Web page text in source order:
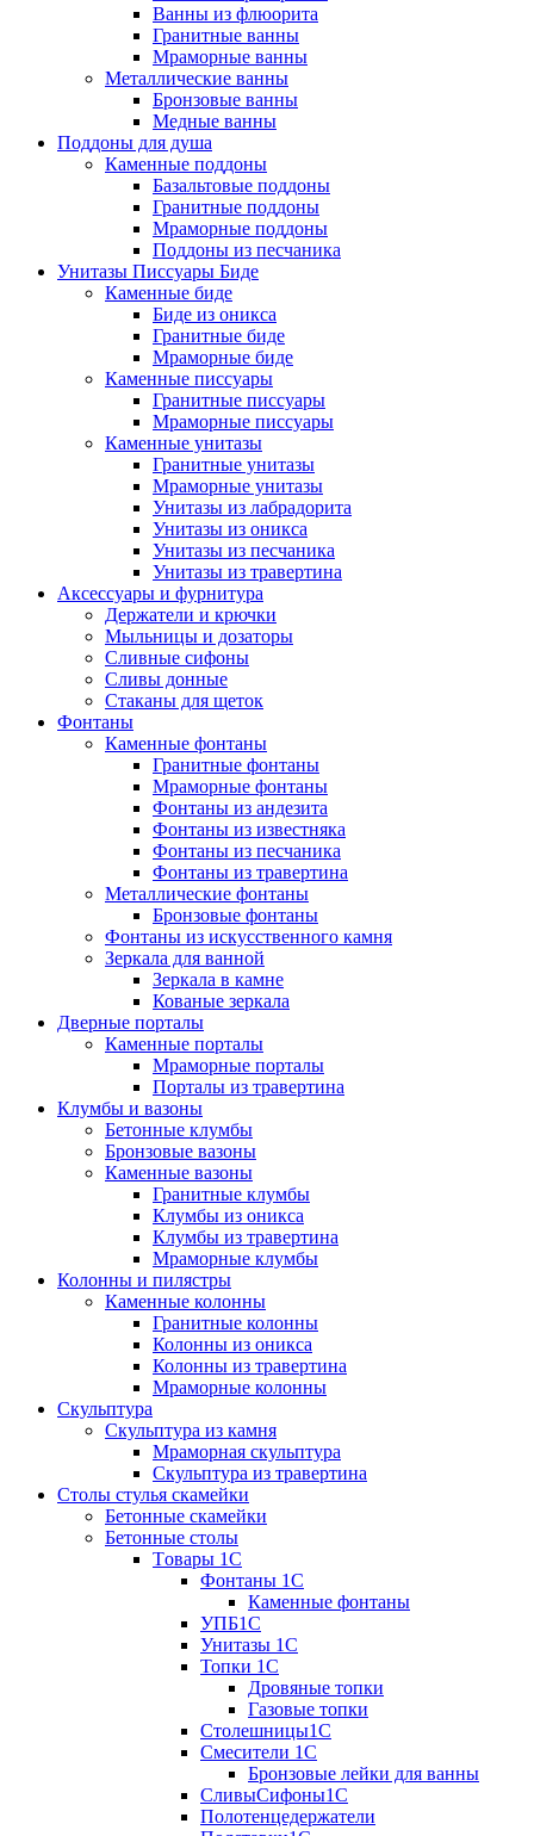
Ванны из флюорита
Гранитные ванны
Мраморные ванны
Металлические ванны
Бронзовые ванны
Медные ванны
Поддоны для душа
Каменные поддоны
Базальтовые поддоны
Гранитные поддоны
Мраморные поддоны
Поддоны из песчаника
Унитазы Писсуары Биде
Каменные биде
Биде из оникса
Гранитные биде
Мраморные биде
Каменные писсуары
Гранитные писсуары
Мраморные писсуары
Каменные унитазы
Гранитные унитазы
Мраморные унитазы
Унитазы из лабрадорита
Унитазы из оникса
Унитазы из песчаника
Унитазы из травертина
Аксессуары и фурнитура
Держатели и крючки
Мыльницы и дозаторы
Сливные сифоны
Сливы донные
Стаканы для щеток
Фонтаны
Каменные фонтаны
Гранитные фонтаны
Мраморные фонтаны
Фонтаны из андезита
Фонтаны из известняка
Фонтаны из песчаника
Фонтаны из травертина
Металлические фонтаны
Бронзовые фонтаны
Фонтаны из искусственного камня
Зеркала для ванной
Зеркала в камне
Кованые зеркала
Дверные порталы
Каменные порталы
Мраморные порталы
Порталы из травертина
Клумбы и вазоны
Бетонные клумбы
Бронзовые вазоны
Каменные вазоны
Гранитные клумбы
Клумбы из оникса
Клумбы из травертина
Мраморные клумбы
Колонны и пилястры
Каменные колонны
Гранитные колонны
Колонны из оникса
Колонны из травертина
Мраморные колонны
Скульптура
Скульптура из камня
Мраморная скульптура
Скульптура из травертина
Столы стулья скамейки
Бетонные скамейки
Бетонные столы
Tовары 1C
Фонтаны 1C
Каменные фонтаны
УПБ1С
Унитазы 1С
Топки 1С
Дровяные топки
Газовые топки
Столешницы1С
Смесители 1С
Бронзовые лейки для ванны
СливыСифоны1С
Полотенцедержатели